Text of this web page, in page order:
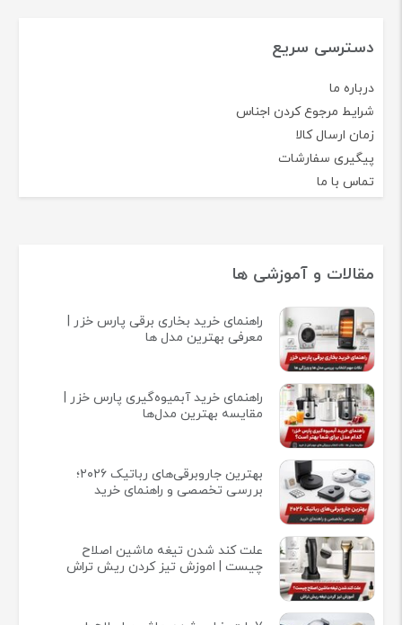
دسترسی سریع
درباره ما
شرایط مرجوع کردن اجناس
زمان ارسال کالا
پیگیری سفارشات
تماس با ما
مقالات و آموزشی ها
راهنمای خرید بخاری برقی پارس خزر |
معرفی بهترین مدل ها
راهنمای خرید آبمیوه‌گیری پارس خزر |
مقایسه بهترین مدل‌ها
بهترین جاروبرقی‌های رباتیک ۲۰۲۶؛
بررسی تخصصی و راهنمای خرید
علت کند شدن تیغه ماشین اصلاح
چیست | اموزش تیز کردن ریش تراش